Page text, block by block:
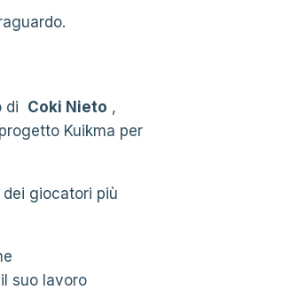
di Coki Nieto ,
Kuikma per
giocatori più
suo lavoro